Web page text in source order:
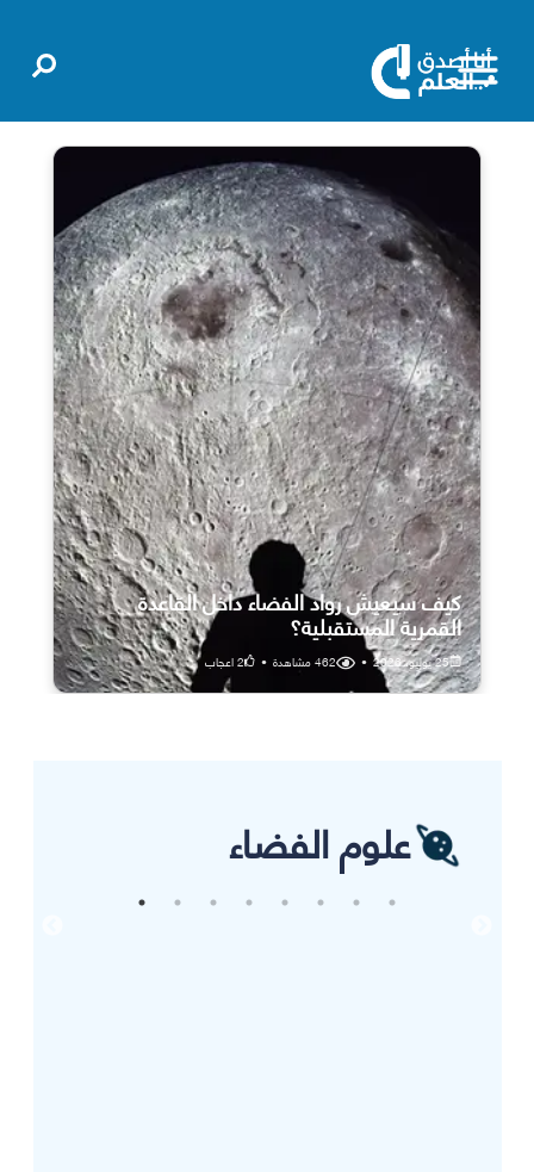
كيف سيعيش رواد الفضاء داخل القاعدة
القمرية المستقبلية؟
25 يوليو، 2026 •
462مشاهدة •
2اعجاب
علوم الفضاء